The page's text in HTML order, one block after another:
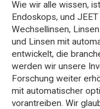
Wie wir alle wissen,
Endoskops, und
Wechsellinsen,
und Linsen mit
entwickelt, die
werden wir unsere
Forschung weiter
mit automatischer
vorantreiben. Wir